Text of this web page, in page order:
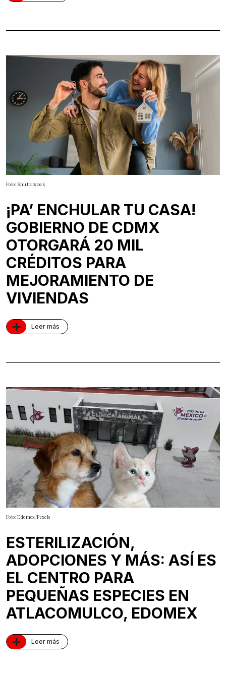
Foto: Shutterstock
¡PA’ ENCHULAR TU CASA!
GOBIERNO DE CDMX
OTORGARÁ 20 MIL
CRÉDITOS PARA
MEJORAMIENTO DE
VIVIENDAS
+ Leer más
Foto: Edomex/Pexels
ESTERILIZACIÓN,
ADOPCIONES Y MÁS: ASÍ ES
EL CENTRO PARA
PEQUEÑAS ESPECIES EN
ATLACOMULCO, EDOMEX
+ Leer más